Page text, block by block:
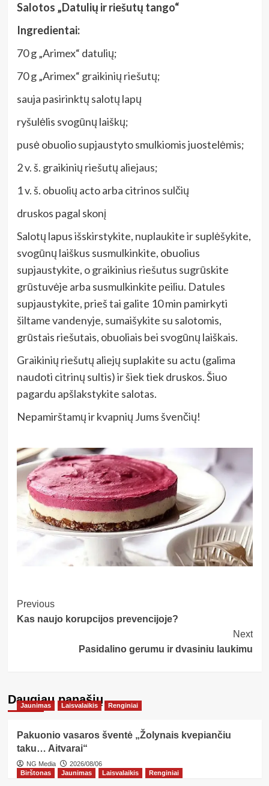
Salotos „Datulių ir riešutų tango“
Ingredientai:
70 g „Arimex“ datulių;
70 g „Arimex“ graikinių riešutų;
sauja pasirinktų salotų lapų
ryšulėlis svogūnų laiškų;
pusė obuolio supjaustyto smulkiomis juostelėmis;
2 v. š. graikinių riešutų aliejaus;
1 v. š. obuolių acto arba citrinos sulčių
druskos pagal skonį
Salotų lapus išskirstykite, nuplaukite ir suplėšykite,
svogūnų laiškus susmulkinkite, obuolius
supjaustykite, o graikinius riešutus sugrūskite
grūstuvėje arba susmulkinkite peiliu. Datules
supjaustykite, prieš tai galite 10 min pamirkyti
šiltame vandenyje, sumaišykite su salotomis,
grūstais riešutais, obuoliais bei svogūnų laiškais.
Graikinių riešutų aliejų suplakite su actu (galima
naudoti citrinų sultis) ir šiek tiek druskos. Šiuo
pagardu apšlakstykite salotas.
Nepamirštamų ir kvapnių Jums švenčių!
Post
Navigation
Previous
Kas naujo korupcijos prevencijoje?
Next
Pasidalino gerumu ir dvasiniu laukimu
Daugiau panašių…
Jaunimas Laisvalaikis Renginiai
Pakuonio vasaros šventė „Žolynais kvepiančiu
taku… Aitvarai“
NG Media
2026/08/06
Birštonas
Jaunimas Laisvalaikis Renginiai